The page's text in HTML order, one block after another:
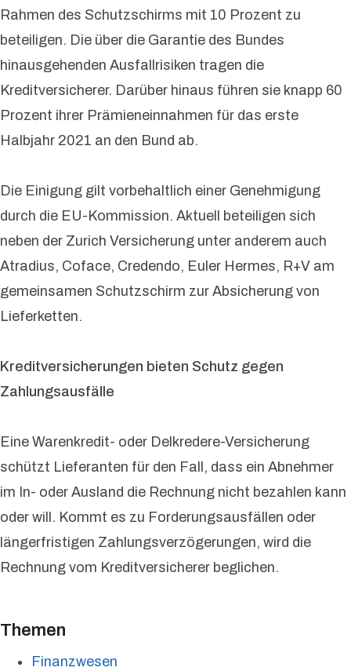
Rahmen des Schutzschirms mit 10 Prozent zu
beteiligen. Die über die Garantie des Bundes
hinausgehenden Ausfallrisiken tragen die
Kreditversicherer. Darüber hinaus führen sie knapp 60
Prozent ihrer Prämieneinnahmen für das erste
Halbjahr 2021 an den Bund ab.
Die Einigung gilt vorbehaltlich einer Genehmigung
durch die EU-Kommission. Aktuell beteiligen sich
neben der Zurich Versicherung unter anderem auch
Atradius, Coface, Credendo, Euler Hermes, R+V am
gemeinsamen Schutzschirm zur Absicherung von
Lieferketten.
Kreditversicherungen bieten Schutz gegen
Zahlungsausfälle
Eine Warenkredit- oder Delkredere-Versicherung
schützt Lieferanten für den Fall, dass ein Abnehmer
im In- oder Ausland die Rechnung nicht bezahlen kann
oder will. Kommt es zu Forderungsausfällen oder
längerfristigen Zahlungsverzögerungen, wird die
Rechnung vom Kreditversicherer beglichen.
Themen
Finanzwesen